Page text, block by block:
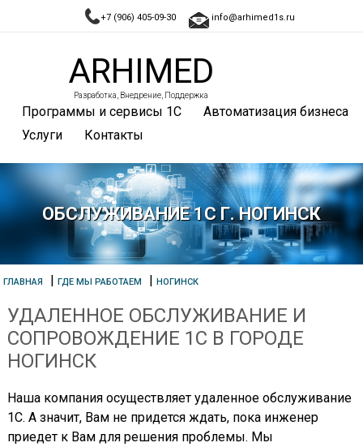
+7 (906) 405-09-30 info@arhimed1s.ru
ARHIMED
Разработка, Внедрение, Поддержка
Программы и сервисы 1С
Автоматизация бизнеса
Услуги
Контакты
ОБСЛУЖИВАНИЕ 1С Г. НОГИНСК
ГЛАВНАЯ |ГДЕ МЫ РАБОТАЕМ |НОГИНСК
УДАЛЕННОЕ ОБСЛУЖИВАНИЕ И
СОПРОВОЖДЕНИЕ 1С В ГОРОДЕ
НОГИНСК
Наша компания осуществляет удаленное обслуживание
1С. А значит, Вам не придется ждать, пока инженер
приедет к Вам для решения проблемы. Мы